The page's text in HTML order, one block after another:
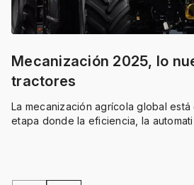
Mecanización 2025, lo
tractores
La mecanización agrícola global está
etapa donde la eficiencia, la
insumos y la capacidad de análisis